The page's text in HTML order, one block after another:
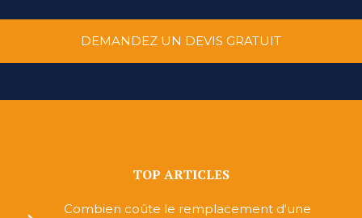
DEMANDEZ UN DEVIS GRATUIT
TOP ARTICLES
Combien coûte le remplacement d'une